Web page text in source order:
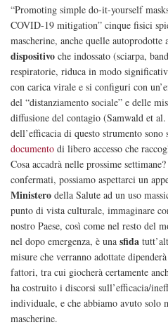
“Promoting simple do-it-yourself
COVID-19 mitigation” cinque fisici
mascherine, anche quelle autoprodotte
dispositivo che indossato (sciarpa,
respiratorie, riduca in modo
con carica virale e si configuri con
del “distanziamento sociale” e delle
diffusione del contagio (Samwald et
dell’efficacia di questo strumento sono
documento di libero accesso che
Cosa accadrà nelle prossime
confermati, possiamo aspettarci un
Ministero della Salute ad un uso
punto di vista culturale, immaginare
nostro Paese, così come nel resto del
nel dopo emergenza, è una sfida
misure che verranno adottate
fattori, tra cui giocherà certamente
ha costruito i discorsi sull’efficacia/
individuale, e che abbiamo avuto solo
mascherine.